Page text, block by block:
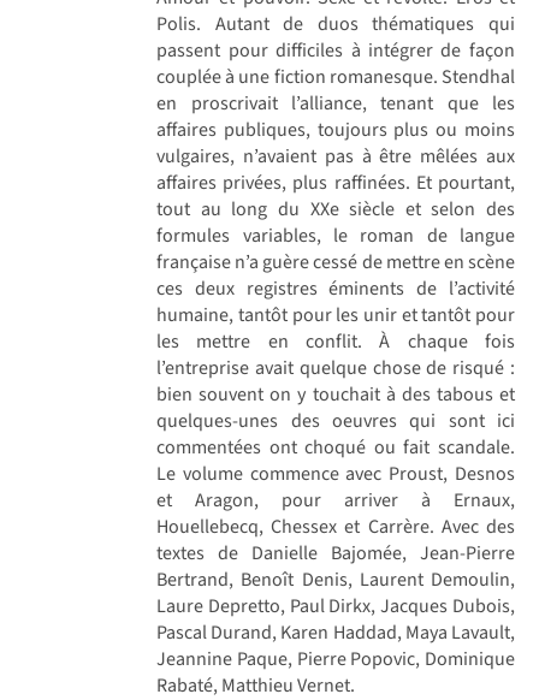
Polis. Autant de duos thématiques qui
passent pour difficiles à intégrer de façon
couplée à une fiction romanesque. Stendhal
en proscrivait l’alliance, tenant que les
affaires publiques, toujours plus ou moins
vulgaires, n’avaient pas à être mêlées aux
affaires privées, plus raffinées. Et pourtant,
tout au long du XXe siècle et selon des
formules variables, le roman de langue
française n’a guère cessé de mettre en scène
ces deux registres éminents de l’activité
humaine, tantôt pour les unir et tantôt pour
les mettre en conflit. À chaque fois
l’entreprise avait quelque chose de risqué :
bien souvent on y touchait à des tabous et
quelques-unes des oeuvres qui sont ici
commentées ont choqué ou fait scandale.
Le volume commence avec Proust, Desnos
et Aragon, pour arriver à Ernaux,
Houellebecq, Chessex et Carrère. Avec des
textes de Danielle Bajomée, Jean-Pierre
Bertrand, Benoît Denis, Laurent Demoulin,
Laure Depretto, Paul Dirkx, Jacques Dubois,
Pascal Durand, Karen Haddad, Maya Lavault,
Jeannine Paque, Pierre Popovic, Dominique
Rabaté, Matthieu Vernet.